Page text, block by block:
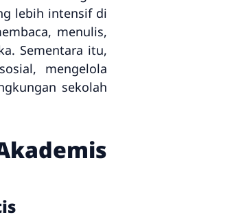
lebih intensif di
menulis,
Sementara itu,
mengelola
sekolah